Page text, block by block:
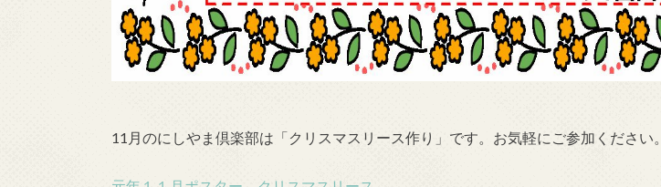
11月のにしやま倶楽部は「クリスマスリース作り」です。お気軽にご参加ください。